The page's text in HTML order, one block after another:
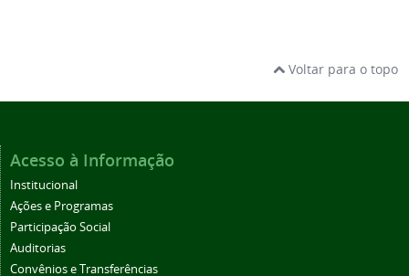
Voltar para o topo
Acesso à Informação
Institucional
Ações e Programas
Participação Social
Auditorias
Convênios e Transferências